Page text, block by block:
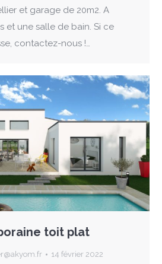
et garage de 20m2. A
et une salle de bain. Si ce
contactez-nous !…
toit plat
14 février 2022